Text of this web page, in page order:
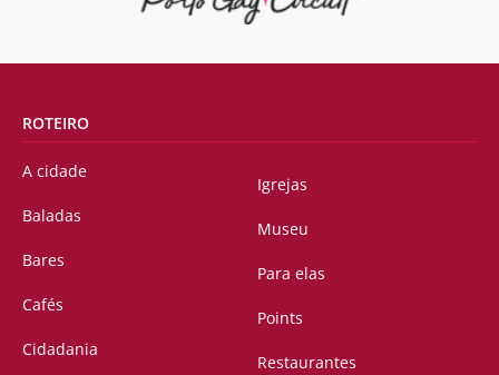
ROTEIRO
A cidade
Baladas
Bares
Cafés
Cidadania
Igrejas
Museu
Para elas
Points
Restaurantes